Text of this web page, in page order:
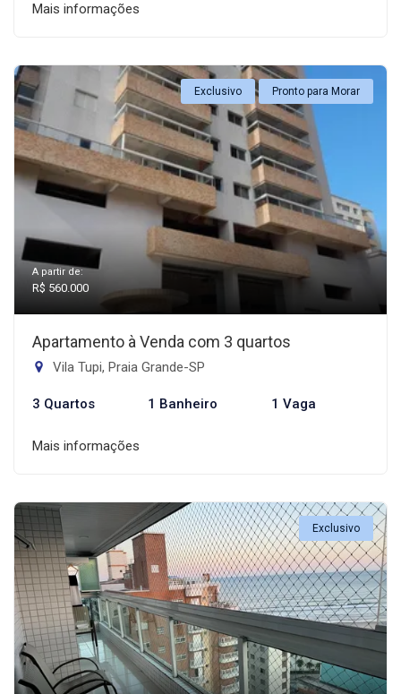
Mais informações
Exclusivo Pronto para Morar
A partir de:
R$ 560.000
Apartamento à Venda com 3 quartos
Vila Tupi, Praia Grande-SP
3 Quartos 1 Banheiro 1 Vaga
Mais informações
Exclusivo